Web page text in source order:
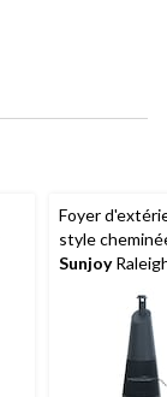
Foyer
style
Sunjoy